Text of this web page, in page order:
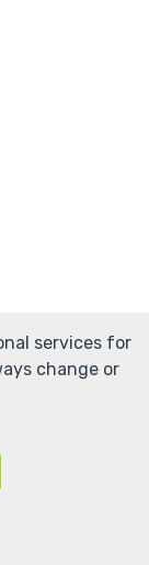
services for
change or